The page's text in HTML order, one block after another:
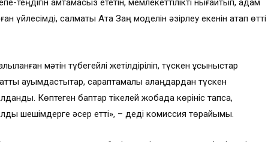
теңдігін қамтамасыз ететін, мемлекеттілікті нығайтып, адам
үйлесімді, салмақты Ата Заң моделін әзірлеу екенін атап өтті
мәтін түбегейлі жетілдіріліп, түскен ұсыныстар
қауымдастықтар, сараптамалық алаңдардан түскен
Көптеген баптар тікелей жобада көрініс тапса,
шешімдерге әсер етті», – деді комиссия төрайымы.